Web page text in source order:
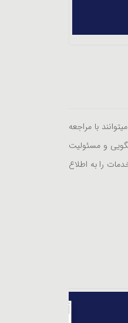
با مراجعه
و مسئولیت
را به اطلاع